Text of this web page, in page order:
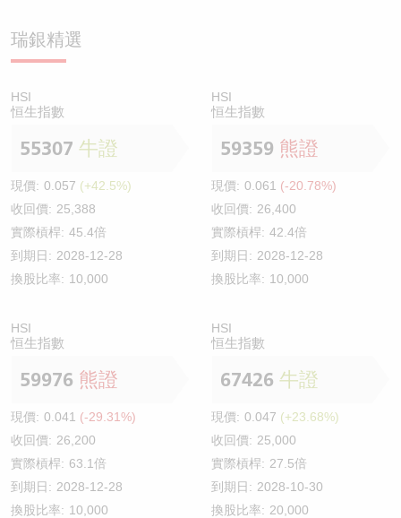
瑞銀精選
HSI
恒生指數
55307 牛證
現價: 0.057 (+42.5%)
收回價: 25,388
實際槓桿: 45.4倍
到期日: 2028-12-28
換股比率: 10,000
HSI
恒生指數
59359 熊證
現價: 0.061 (-20.78%)
收回價: 26,400
實際槓桿: 42.4倍
到期日: 2028-12-28
換股比率: 10,000
HSI
恒生指數
59976 熊證
現價: 0.041 (-29.31%)
收回價: 26,200
實際槓桿: 63.1倍
到期日: 2028-12-28
換股比率: 10,000
HSI
恒生指數
67426 牛證
現價: 0.047 (+23.68%)
收回價: 25,000
實際槓桿: 27.5倍
到期日: 2028-10-30
換股比率: 20,000